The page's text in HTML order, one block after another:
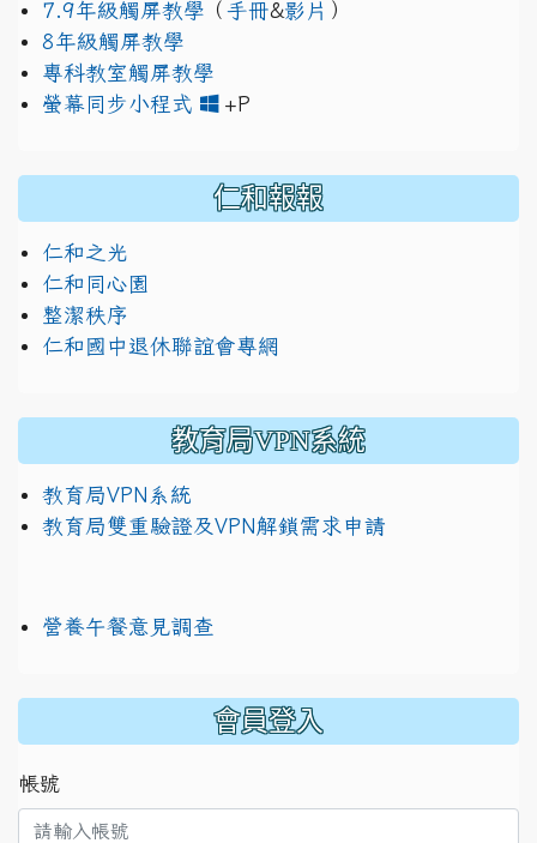
7.9年級觸屏教學 （ 手冊&影片 ）
8年級觸屏教學
專科教室觸屏教學
螢幕同步小程式
+P
仁和報報
仁和之光
仁和同心園
整潔秩序
仁和國中退休聯誼會專網
教育局VPN系統
教育局VPN系統
教育局雙重驗證及VPN解鎖需求申請
營養午餐意見調查
會員登入
帳號